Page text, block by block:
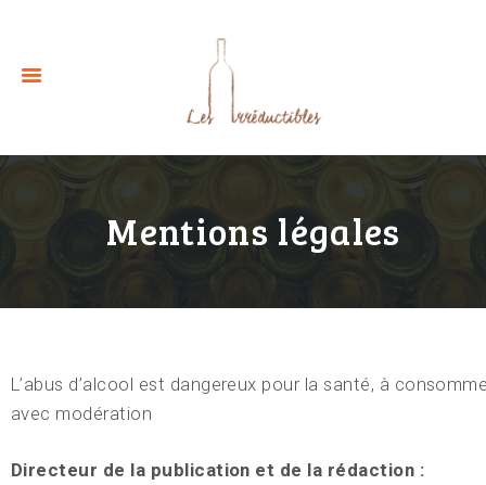
Mentions légales
L’abus d’alcool est dangereux pour la santé, à
avec modération
Directeur de la publication et de la rédaction :